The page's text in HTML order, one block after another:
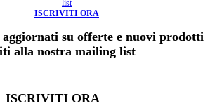
list
ISCRIVITI ORA
aggiornati su offerte e nuovi prodotti
alla nostra mailing list
ISCRIVITI ORA